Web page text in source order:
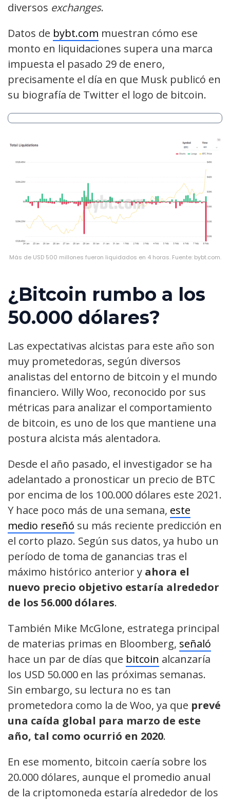
diversos exchanges.
Datos de bybt.com muestran cómo ese
monto en liquidaciones supera una marca
impuesta el pasado 29 de enero,
precisamente el día en que Musk publicó en
su biografía de Twitter el logo de bitcoin.
Más de USD 500 millones fueron liquidados en 4 horas. Fuente: bybt.com.
¿Bitcoin rumbo a los
50.000 dólares?
Las expectativas alcistas para este año son
muy prometedoras, según diversos
analistas del entorno de bitcoin y el mundo
financiero. Willy Woo, reconocido por sus
métricas para analizar el comportamiento
de bitcoin, es uno de los que mantiene una
postura alcista más alentadora.
Desde el año pasado, el investigador se ha
adelantado a pronosticar un precio de BTC
por encima de los 100.000 dólares este 2021.
Y hace poco más de una semana, este
medio reseñó su más reciente predicción en
el corto plazo. Según sus datos, ya hubo un
período de toma de ganancias tras el
máximo histórico anterior y ahora el
nuevo precio objetivo estaría alrededor
de los 56.000 dólares.
También Mike McGlone, estratega principal
de materias primas en Bloomberg, señaló
hace un par de días que bitcoin alcanzaría
los USD 50.000 en las próximas semanas.
Sin embargo, su lectura no es tan
prometedora como la de Woo, ya que prevé
una caída global para marzo de este
año, tal como ocurrió en 2020.
En ese momento, bitcoin caería sobre los
20.000 dólares, aunque el promedio anual
de la criptomoneda estaría alrededor de los